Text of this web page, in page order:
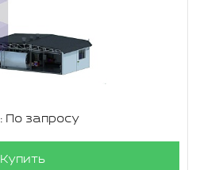
По запросу
Купить